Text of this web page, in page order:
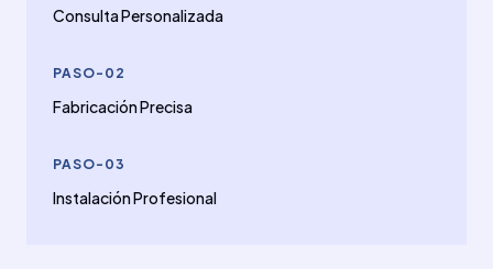
Consulta Personalizada
PASO-02
Fabricación Precisa
PASO-03
Instalación Profesional